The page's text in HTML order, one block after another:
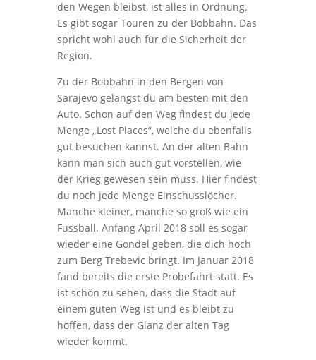
den Wegen bleibst, ist alles in Ordnung.
Es gibt sogar Touren zu der Bobbahn. Das
spricht wohl auch für die Sicherheit der
Region.
Zu der Bobbahn in den Bergen von
Sarajevo gelangst du am besten mit den
Auto. Schon auf den Weg findest du jede
Menge „Lost Places“, welche du ebenfalls
gut besuchen kannst. An der alten Bahn
kann man sich auch gut vorstellen, wie
der Krieg gewesen sein muss. Hier findest
du noch jede Menge Einschusslöcher.
Manche kleiner, manche so groß wie ein
Fussball. Anfang April 2018 soll es sogar
wieder eine Gondel geben, die dich hoch
zum Berg Trebevic bringt. Im Januar 2018
fand bereits die erste Probefahrt statt. Es
ist schön zu sehen, dass die Stadt auf
einem guten Weg ist und es bleibt zu
hoffen, dass der Glanz der alten Tag
wieder kommt.